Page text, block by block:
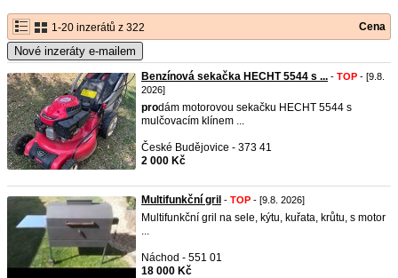
1-20 inzerátů z 322 Cena
Nové inzeráty e-mailem
Benzínová sekačka HECHT 5544 s ... - TOP - [9.8.
2026]
prodám motorovou sekačku HECHT 5544 s
mulčovacím klínem ...
České Budějovice - 373 41
2 000 Kč
Multifunkční gril - TOP - [9.8. 2026]
Multifunkční gril na sele, kýtu, kuřata, krůtu, s motor
...
Náchod - 551 01
18 000 Kč